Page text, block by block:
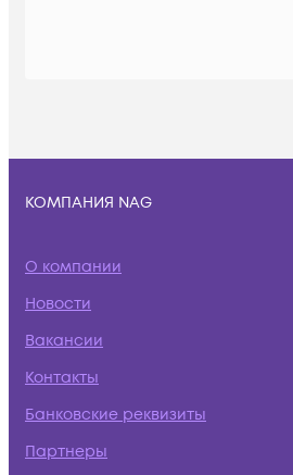
КОМПАНИЯ NAG
О компании
Новости
Вакансии
Контакты
Банковские реквизиты
Партнеры